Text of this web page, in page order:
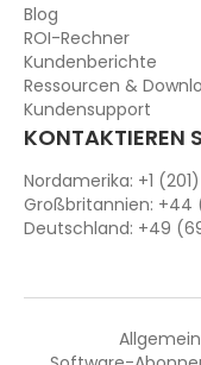
Blog
ROI-Rechner
Kundenberichte
Ressourcen &
Kundensupport
KONTAKTIEREN
Nordamerika: +1
Großbritannien:
Deutschland: +49